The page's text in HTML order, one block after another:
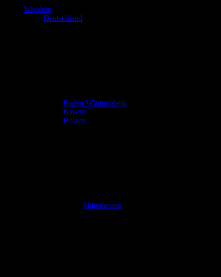
Wandern
Deutschland
Baden-Württemberg
Bayern
Hessen
Mittelhessen